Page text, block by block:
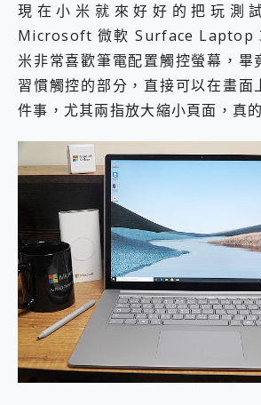
現在小米就來好好的把玩測
Microsoft 微軟 Surface Laptop
米非常喜歡筆電配置觸控螢幕，畢
習慣觸控的部分，直接可以在畫面
件事，尤其兩指放大縮小頁面，真